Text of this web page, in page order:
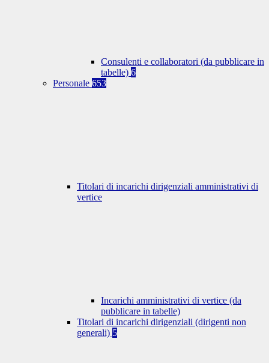
Consulenti e collaboratori (da pubblicare in
tabelle) 6
Personale 653
Titolari di incarichi dirigenziali amministrativi di
vertice
Incarichi amministrativi di vertice (da
pubblicare in tabelle)
Titolari di incarichi dirigenziali (dirigenti non
generali) 5